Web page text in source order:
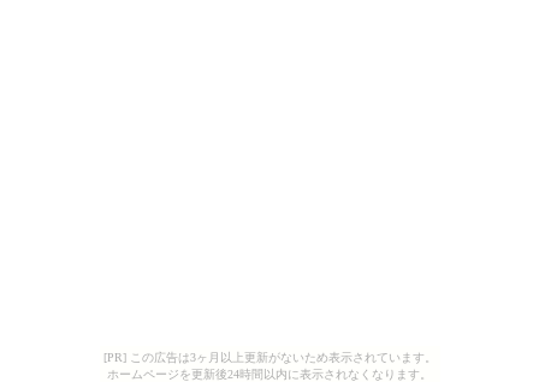
[PR] この広告は3ヶ月以上更新がないため表示されています。
ホームページを更新後24時間以内に表示されなくなります。